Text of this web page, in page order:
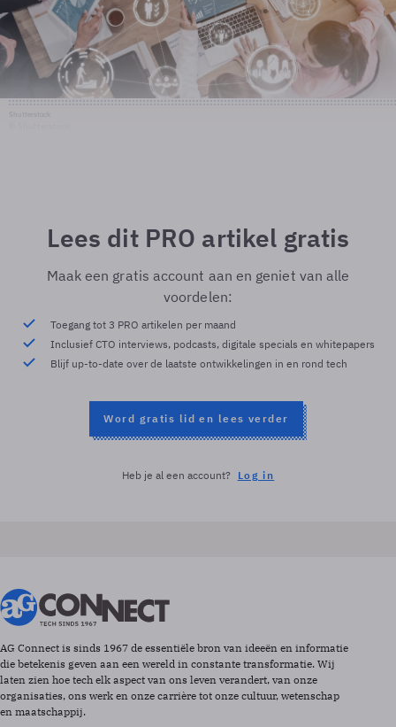
Lees dit PRO artikel gratis
Maak een gratis account aan en geniet van alle
voordelen:
Toegang tot 3 PRO artikelen per maand
Inclusief CTO interviews, podcasts, digitale specials en whitepapers
Blijf up-to-date over de laatste ontwikkelingen in en rond tech
Word gratis lid en lees verder
Heb je al een account? Log in
AG Connect is sinds 1967 de essentiële bron van ideeën en informatie
die betekenis geven aan een wereld in constante transformatie. Wij
laten zien hoe tech elk aspect van ons leven verandert, van onze
organisaties, ons werk en onze carrière tot onze cultuur, wetenschap
en maatschappij.